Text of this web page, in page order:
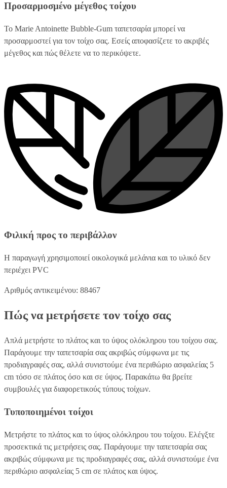
Προσαρμοσμένο μέγεθος τοίχου
Το Marie Antoinette Bubble-Gum ταπετσαρία μπορεί να
προσαρμοστεί για τον τοίχο σας. Εσείς αποφασίζετε το ακριβές
μέγεθος και πώς θέλετε να το περικόψετε.
Φιλική προς το περιβάλλον
Η παραγωγή χρησιμοποιεί οικολογικά μελάνια και το υλικό δεν
περιέχει PVC
Αριθμός αντικειμένου: 88467
Πώς να μετρήσετε τον τοίχο σας
Απλά μετρήστε το πλάτος και το ύψος ολόκληρου του τοίχου σας.
Παράγουμε την ταπετσαρία σας ακριβώς σύμφωνα με τις
προδιαγραφές σας, αλλά συνιστούμε ένα περιθώριο ασφαλείας 5
cm τόσο σε πλάτος όσο και σε ύψος. Παρακάτω θα βρείτε
συμβουλές για διαφορετικούς τύπους τοίχων.
Τυποποιημένοι τοίχοι
Μετρήστε το πλάτος και το ύψος ολόκληρου του τοίχου. Ελέγξτε
προσεκτικά τις μετρήσεις σας. Παράγουμε την ταπετσαρία σας
ακριβώς σύμφωνα με τις προδιαγραφές σας, αλλά συνιστούμε ένα
περιθώριο ασφαλείας 5 cm σε πλάτος και ύψος.